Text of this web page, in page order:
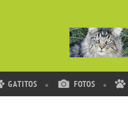
GATITOS FOTOS